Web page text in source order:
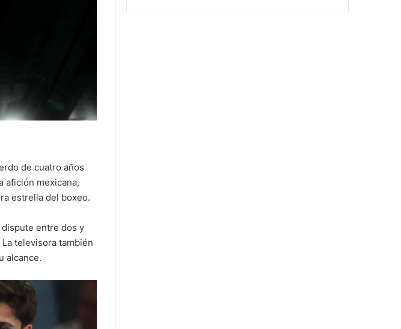
de cuatro años
afición mexicana,
estrella del boxeo.
dispute entre dos y
televisora también
alcance.